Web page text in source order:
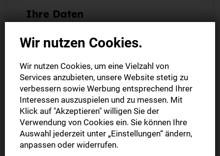
Ihre Daten
Auftragsnummer
Ihre Kunden- und Auftragsnummer finden Sie auf Ihrer
Auftragsbestätigung oder Rechnung.
Vorname *
Wir nutzen Cookies.
Wir nutzen Cookies, um eine Vielzahl von
Services anzubieten, unsere Website stetig zu
verbessern sowie Werbung entsprechend Ihrer
Interessen auszuspielen und zu messen. Mit
Klick auf "Akzeptieren" willigen Sie der
Verwendung von Cookies ein. Sie können Ihre
Auswahl jederzeit unter „Einstellungen“ ändern,
anpassen oder widerrufen.